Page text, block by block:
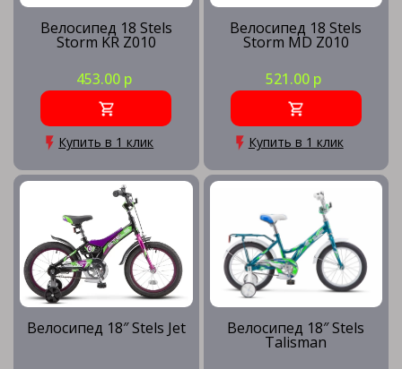
Велосипед 18 Stels
Storm KR Z010
453.00 р
Купить в 1 клик
Велосипед 18 Stels
Storm MD Z010
521.00 р
Купить в 1 клик
Велосипед 18″ Stels Jet Велосипед 18″ Stels
Talisman